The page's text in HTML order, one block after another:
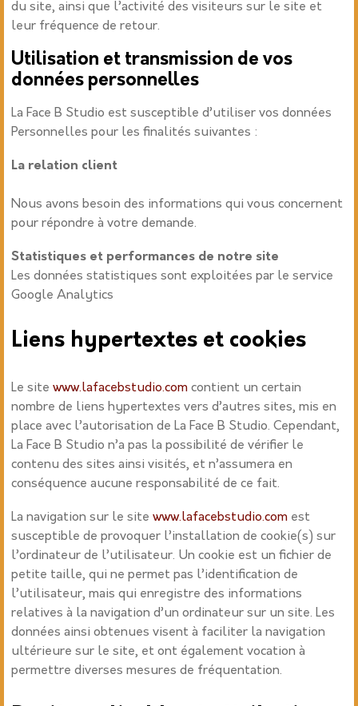
du site, ainsi que l’activité des visiteurs sur le site et
leur fréquence de retour.
Utilisation et transmission de vos
données personnelles
La Face B Studio est susceptible d’utiliser vos données
Personnelles pour les finalités suivantes :
La relation client
Nous avons besoin des informations qui vous concernent
pour répondre à votre demande.
Statistiques et performances de notre site
Les données statistiques sont exploitées par le service
Google Analytics
Liens hypertextes et cookies
Le site www.lafacebstudio.comcontient un certain
nombre de liens hypertextes vers d’autres sites, mis en
place avec l’autorisation de La Face B Studio. Cependant,
La Face B Studio n’a pas la possibilité de vérifier le
contenu des sites ainsi visités, et n’assumera en
conséquence aucune responsabilité de ce fait.
La navigation sur le site www.lafacebstudio.comest
susceptible de provoquer l’installation de cookie(s) sur
l’ordinateur de l’utilisateur. Un cookie est un fichier de
petite taille, qui ne permet pas l’identification de
l’utilisateur, mais qui enregistre des informations
relatives à la navigation d’un ordinateur sur un site. Les
données ainsi obtenues visent à faciliter la navigation
ultérieure sur le site, et ont également vocation à
permettre diverses mesures de fréquentation.